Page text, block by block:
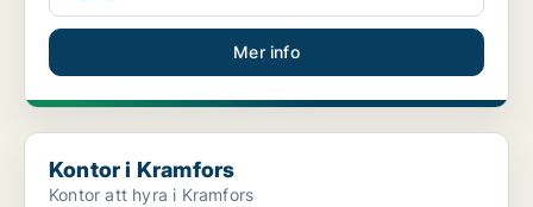
Mer info
Kontor i Kramfors
Kontor i Kramfors
Kontor att hyra i Kramfors